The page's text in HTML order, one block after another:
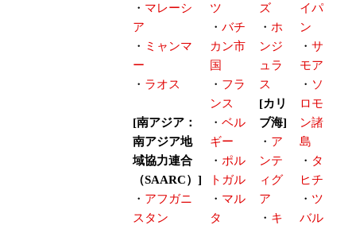
・ マレーシ
ア
・ ミャンマ
ー
・ ラオス
[南アジア：
南アジア地
域協力連合
（SAARC）]
・ アフガニ
スタン
ツ
・ バチ
カン市
国
・ フラ
ンス
・ ベル
ギー
・ ポル
トガル
・ マル
タ
ズ
・ ホ
ンジ
ュラ
ス
[カリ
ブ海]
・ ア
ンテ
ィグ
ア
・ キ
イパ
ン
・ サ
モア
・ ソ
ロモ
ン諸
島
・ タ
ヒチ
・ ツ
バル